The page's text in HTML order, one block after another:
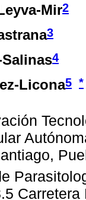
Mir2
3
4
Licona5 *